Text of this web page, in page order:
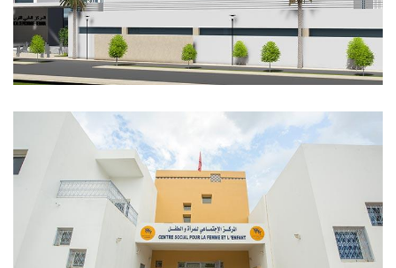
Centros Médicos de Cercanías -
Fundación Mohammed V para la
Solidaridad